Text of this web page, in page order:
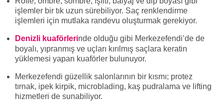
işlemler bir tık uzun sürebiliyor. Saç renklendirme
işlemleri için mutlaka randevu oluşturmak gerekiyor.
Denizli kuaförlerinde olduğu gibi Merkezefendi’de de
boyalı, yıpranmış ve uçları kırılmış saçlara keratin
yüklemesi yapan kuaförler bulunuyor.
Merkezefendi güzellik salonlarının bir kısmı; protez
tırnak, ipek kirpik, microblading, kaş pudralama ve lifting
hizmetleri de sunabiliyor.